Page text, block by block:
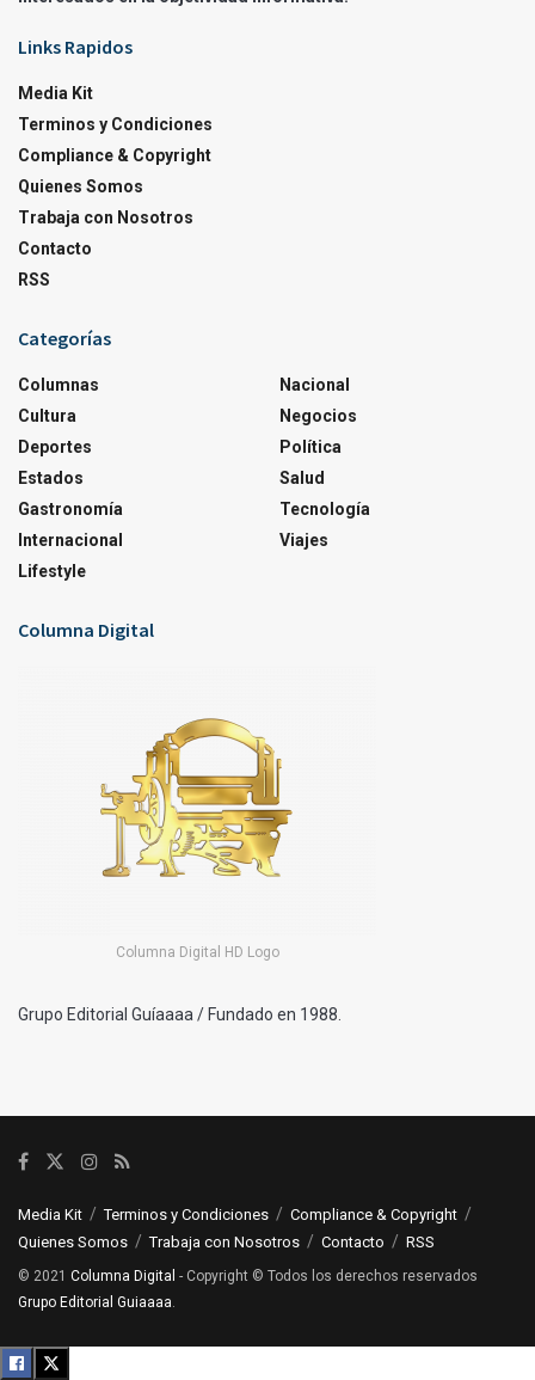
Links Rapidos
Media Kit
Terminos y Condiciones
Compliance & Copyright
Quienes Somos
Trabaja con Nosotros
Contacto
RSS
Categorías
Columnas
Cultura
Deportes
Estados
Gastronomía
Internacional
Lifestyle
Nacional
Negocios
Política
Salud
Tecnología
Viajes
Columna Digital
Columna Digital HD Logo
Grupo Editorial Guíaaaa / Fundado en 1988.
Media Kit Terminos y Condiciones
Compliance & Copyright
Quienes Somos
Trabaja con Nosotros Contacto RSS
© 2021 Columna Digital - Copyright © Todos los derechos reservados
Grupo Editorial Guiaaaa.